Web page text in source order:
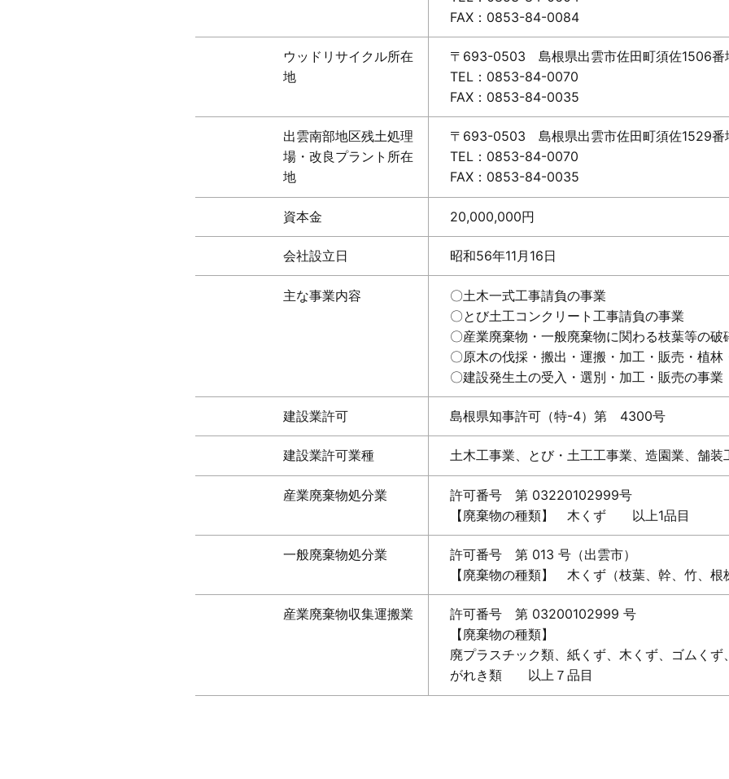
FAX：0853-84-0084
ウッドリサイクル所在
地
〒693-0503 島根県出雲市佐田町須佐1506番
TEL：0853-84-0070
FAX：0853-84-0035
出雲南部地区残土処理
場・改良プラント所在
地
〒693-0503 島根県出雲市佐田町須佐1529番
TEL：0853-84-0070
FAX：0853-84-0035
資本金 20,000,000円
会社設立日 昭和56年11月16日
主な事業内容
〇土木一式工事請負の事業
〇とび土工コンクリート工事請負の事業
〇産業廃棄物・一般廃棄物に関わる枝葉等の破
〇原木の伐採・搬出・運搬・加工・販売・植林
〇建設発生土の受入・選別・加工・販売の事業
建設業許可 島根県知事許可（特-4）第 4300号
建設業許可業種 土木工事業、とび・土工工事業、造園業、舗装
産業廃棄物処分業
許可番号 第 03220102999号
【廃棄物の種類】 木くず 以上1品目
一般廃棄物処分業
許可番号 第 013 号（出雲市）
【廃棄物の種類】 木くず（枝葉、幹、竹、根
産業廃棄物収集運搬業
許可番号 第 03200102999 号
【廃棄物の種類】
廃プラスチック類、紙くず、木くず、ゴムくず
がれき類 以上７品目